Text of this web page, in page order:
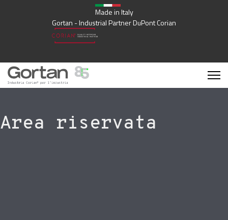
Made in Italy
Gortan - Industrial Partner DuPont Corian
Area riservata